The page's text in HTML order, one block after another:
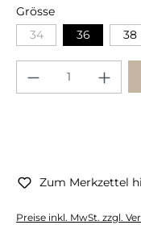
Grösse
34
36 38
Zum Merkzettel
Preise inkl. MwSt. zzgl.